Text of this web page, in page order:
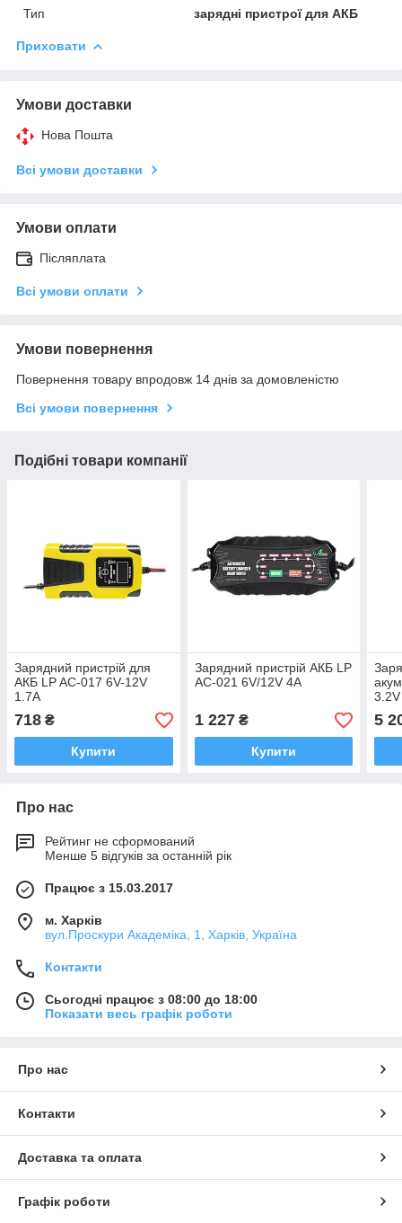
Тип
зарядні пристрої для АКБ
Приховати
Умови доставки
Нова Пошта
Всі умови доставки
Умови оплати
Післяплата
Всі умови оплати
Умови повернення
Повернення товару впродовж 14 днів за домовленістю
Всі умови повернення
Подібні товари компанії
Зарядний пристрій для
АКБ LP AC-017 6V-12V
1.7A
718 ₴
Купити
Зарядний пристрій АКБ LP
AC-021 6V/12V 4A
1 227₴
Купити
LED
5
Про нас
Рейтинг не сформований
Менше 5 відгуків за останній рік
Працює з 15.03.2017
м. Харків
вул.Проскури Академіка, 1, Харків, Україна
Контакти
Сьогодні працює з 08:00 до 18:00
Показати весь графік роботи
Про нас
Контакти
Доставка та оплата
Графік роботи